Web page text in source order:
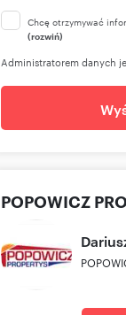
Chcę otrzymywać
(rozwiń)
Administratorem danych
POPOWICZ